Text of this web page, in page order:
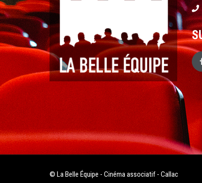
© La Belle Équipe - Cinéma associatif - Callac